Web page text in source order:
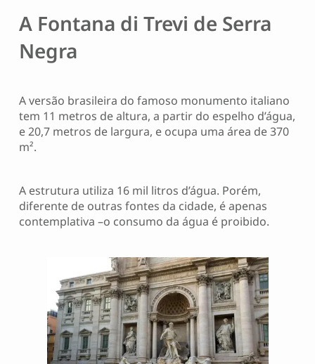
A Fontana di Trevi de Serra
Negra
A versão brasileira do famoso monumento italiano
tem 11 metros de altura, a partir do espelho d’água,
e 20,7 metros de largura, e ocupa uma área de 370
m².
A estrutura utiliza 16 mil litros d’água. Porém,
diferente de outras fontes da cidade, é apenas
contemplativa –o consumo da água é proibido.